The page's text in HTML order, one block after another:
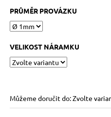
PRŮMĚR PROVÁZKU
VELIKOST NÁRAMKU
Můžeme doručit do:Zvolte
e
KABBALAH
ONE
SILVER